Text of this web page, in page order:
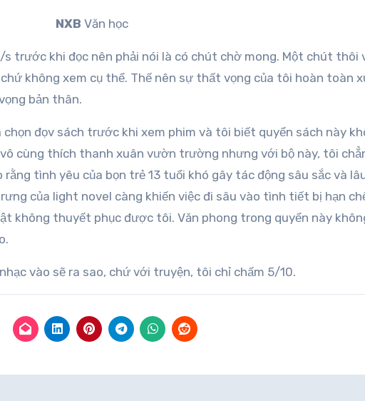
NXB Văn học
trước khi đọc nên phải nói là có chút chờ mong. Một chút thôi
không xem cụ thể. Thế nên sự thất vọng của tôi hoàn toàn
bản thân.
đọv sách trước khi xem phim và tôi biết quyển sách này
cùng thích thanh xuân vườn trường nhưng với bộ này, tôi
tình yêu của bọn trẻ 13 tuổi khó gây tác động sâu sắc và
của light novel càng khiến việc đi sâu vào tình tiết bị hạn
không thuyết phục được tôi. Văn phong trong quyển này
vào sẽ ra sao, chứ với truyện, tôi chỉ chấm 5/10.